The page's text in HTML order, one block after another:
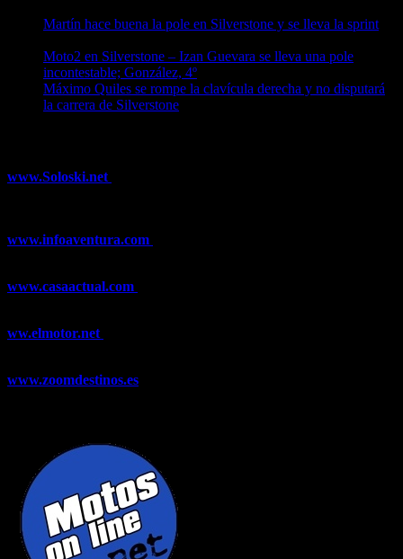
Martín hace buena la pole en Silverstone y se lleva la sprint
Moto2 en Silverstone – Izan Guevara se lleva una pole
incontestable; González, 4º
Máximo Quiles se rompe la clavícula derecha y no disputará
la carrera de Silverstone
www.Soloski.net
www.infoaventura.com
www.casaactual.com
ww.elmotor.net
www.zoomdestinos.es